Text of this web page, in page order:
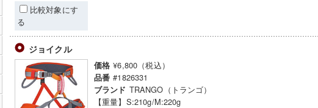
比較対象にす
る
ジョイクル
価格 ¥6,800（税込）
品番 #1826331
ブランド TRANGO（トランゴ）
【重量】S:210g/M:220g